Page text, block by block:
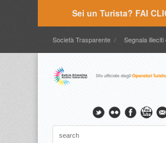
Sei un Turista? FAI
Società Trasparente Segnala
Timbrature